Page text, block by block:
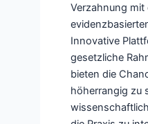
Verzahnung mit
Innovative
gesetzliche
bieten die
höherrangig zu